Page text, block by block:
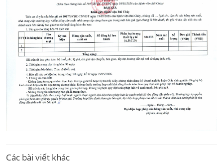
Các bài viết khác